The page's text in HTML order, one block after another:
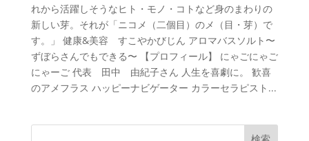
れから活躍しそうなヒト・モノ・コトなど身のまわりの
新しい芽。それが「ニコメ（二個目）のメ（目・芽）で
す。」 健康&美容 すこやかびじん アロマバスソルト〜
ずぼらさんでもできる〜 【プロフィール】 にゃごにゃご
にゃーご 代表 田中 由紀子さん 人生を喜劇に。 歓喜
のアメフラス ハッピーナビゲーター カラーセラピスト...